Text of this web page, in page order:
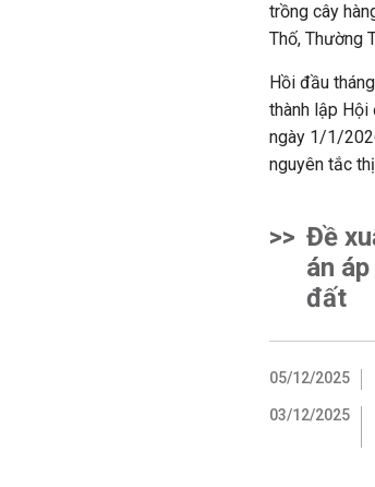
trồng cây
Thố, Thường
Hồi đầu
thành lập
ngày 1/1/
nguyên tắc
>> Đề
án
đất
05/12/2025
03/12/2025